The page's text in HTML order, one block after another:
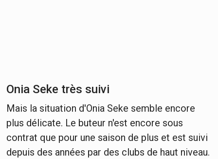
Onia Seke très suivi
Mais la situation d'Onia Seke semble encore
plus délicate. Le buteur n'est encore sous
contrat que pour une saison de plus et est suivi
depuis des années par des clubs de haut niveau.